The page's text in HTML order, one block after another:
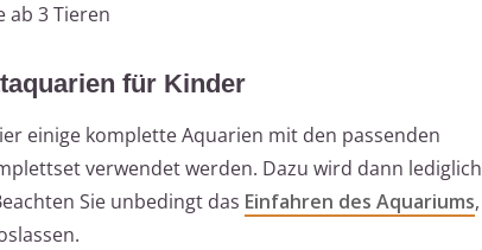
ab 3 Tieren
für Kinder
einige komplette Aquarien mit den passenden
verwendet werden. Dazu wird dann lediglich
Sie unbedingt das Einfahren des Aquariums,